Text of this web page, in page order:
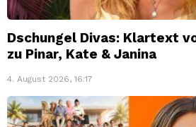
Dschungel Divas: Klartext
zu Pinar, Kate & Janina
4. August 2026, 16:17